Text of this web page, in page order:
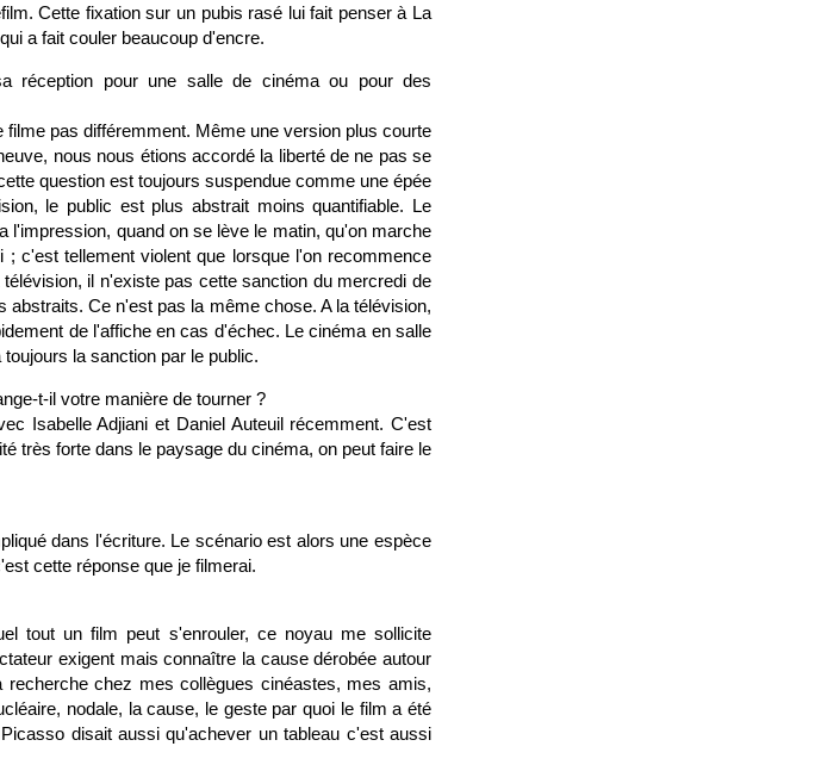
Cette fixation sur un pubis rasé lui fait penser à La
a fait couler beaucoup d'encre.
réception pour une salle de cinéma ou pour des
filme pas différemment. Même une version plus courte
nous nous étions accordé la liberté de ne pas se
question est toujours suspendue comme une épée
le public est plus abstrait moins quantifiable. Le
l'impression, quand on se lève le matin, qu'on marche
c'est tellement violent que lorsque l'on recommence
il n'existe pas cette sanction du mercredi de
Ce n'est pas la même chose. A la télévision,
de l'affiche en cas d'échec. Le cinéma en salle
la sanction par le public.
t-il votre manière de tourner ?
Isabelle Adjiani et Daniel Auteuil récemment. C'est
très forte dans le paysage du cinéma, on peut faire le
dans l'écriture. Le scénario est alors une espèce
cette réponse que je filmerai.
tout un film peut s'enrouler, ce noyau me sollicite
exigent mais connaître la cause dérobée autour
chez mes collègues cinéastes, mes amis,
nodale, la cause, le geste par quoi le film a été
disait aussi qu'achever un tableau c'est aussi